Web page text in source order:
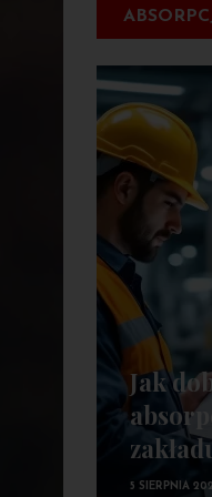
Jak
5 SIERPNIA